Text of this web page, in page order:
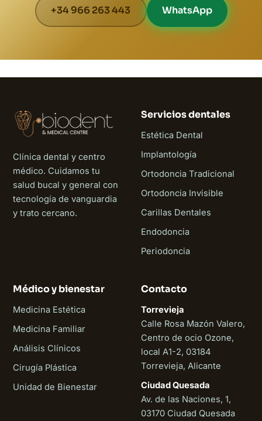
+34 966 263 443 WhatsApp
Clínica dental y centro
médico. Cuidamos tu
salud bucal y general con
tecnología de vanguardia
y trato cercano.
Servicios dentales
Estética Dental
Implantología
Ortodoncia Tradicional
Ortodoncia Invisible
Carillas Dentales
Endodoncia
Periodoncia
Médico y bienestar
Medicina Estética
Medicina Familiar
Análisis Clínicos
Cirugía Plástica
Unidad de Bienestar
Contacto
Torrevieja
Calle Rosa Mazón Valero,
Centro de ocio Ozone,
local A1-2, 03184
Torrevieja, Alicante
Ciudad Quesada
Av. de las Naciones, 1,
03170 Ciudad Quesada